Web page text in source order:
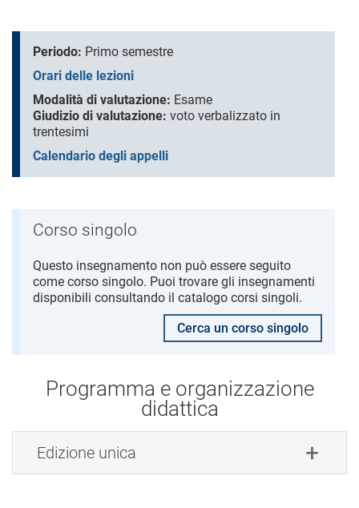
Periodo: Primo semestre
Orari delle lezioni
Modalità di valutazione: Esame
Giudizio di valutazione: voto verbalizzato in
trentesimi
Calendario degli appelli
Corso singolo
Questo insegnamento non può essere seguito
come corso singolo. Puoi trovare gli insegnamenti
disponibili consultando il catalogo corsi singoli.
Cerca un corso singolo
Programma e organizzazione
didattica
Edizione unica